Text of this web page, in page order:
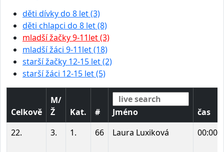
děti dívky do 8 let (3)
děti chlapci do 8 let (8)
mladší žačky 9-11let (3)
mladší žáci 9-11let (18)
starší žačky 12-15 let (2)
starší žáci 12-15 let (5)
Celkově
M/
Ž
Kat. # Jméno
čas
22.
3. 1. 66 Laura Luxiková